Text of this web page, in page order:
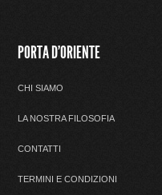
PORTA D'ORIENTE
CHI SIAMO
LA NOSTRA FILOSOFIA
CONTATTI
TERMINI E CONDIZIONI